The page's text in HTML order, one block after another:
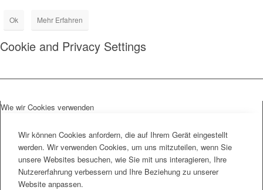
Ok Mehr Erfahren
Cookie and Privacy Settings
Wie wir Cookies verwenden
Wir können Cookies anfordern, die auf Ihrem Gerät eingestellt
werden. Wir verwenden Cookies, um uns mitzuteilen, wenn Sie
unsere Websites besuchen, wie Sie mit uns interagieren, Ihre
Nutzererfahrung verbessern und Ihre Beziehung zu unserer
Website anpassen.